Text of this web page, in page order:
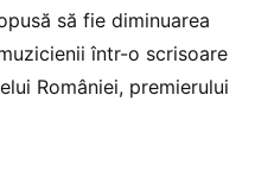
să fie diminuarea
într-o scrisoare
României, premierului